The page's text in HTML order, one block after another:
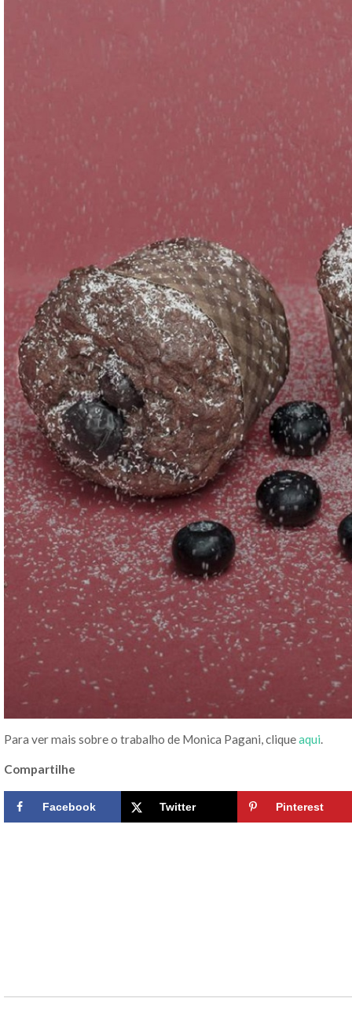
Para ver mais sobre o trabalho de Monica Pagani, cliqueaqui.
Compartilhe
Facebook Twitter Pinterest